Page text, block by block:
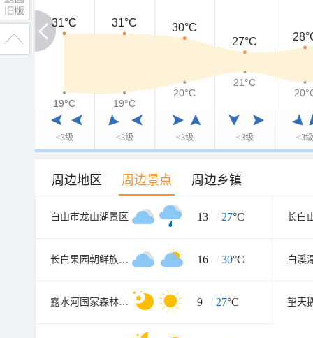
<3级 <3级 <3级 <3级 <3级
31°C
31°C 31°C
30°C
27°C
19°C
19°C 19°C
20°C
21°C
周边地区 周边景点 周边乡镇
白山市龙山湖景区 13 / 27°C 长白
长白果园朝鲜族民俗村 16 / 30°C 白溪
露水河国家森林公园 9 / 27°C 望天